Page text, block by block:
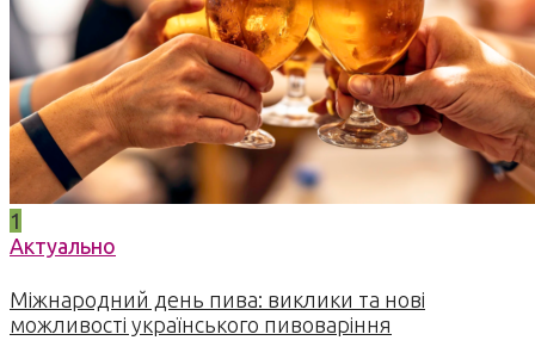
1
Актуально
Міжнародний день пива: виклики та нові
можливості українського пивоваріння